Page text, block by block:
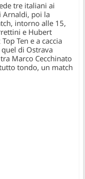
tre italiani ai
Arnaldi, poi la
intorno alle 15,
e Hubert
Ten e a caccia
di Ostrava
Marco Cecchinato
tondo, un match